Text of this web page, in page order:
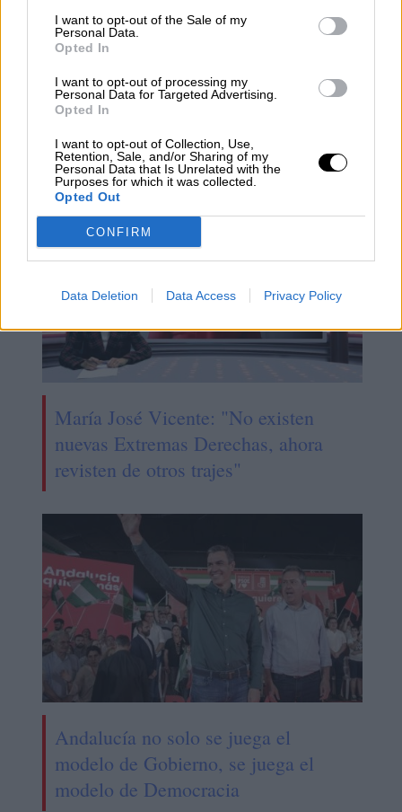
I want to opt-out of the Sale of my
Personal Data.
Opted In
I want to opt-out of processing my
Personal Data for Targeted Advertising.
Opted In
I want to opt-out of Collection, Use,
Retention, Sale, and/or Sharing of my
Personal Data that Is Unrelated with the
Purposes for which it was collected.
Opted Out
CONFIRM
Data Deletion Data Access Privacy Policy
de Rivera.
fascismo del siglo XXI fascismo Falange
nazismo
extrema derecha
NOTICIAS RELACIONADAS
María José Vicente: "No existen
nuevas Extremas Derechas, ahora
revisten de otros trajes"
Andalucía no solo se juega el
modelo de Gobierno, se juega el
modelo de Democracia